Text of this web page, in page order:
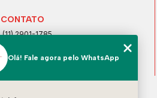
CONTATO
(11) 2901-1785
(11) 99239-1832
Olá! Fale agora pelo WhatsApp